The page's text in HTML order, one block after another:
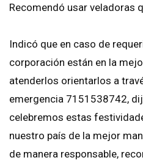
Recomendó usar veladoras
Indicó que en caso de
corporación están en la
atenderlos orientarlos a
emergencia 7151538742,
celebremos estas
nuestro país de la mejor
de manera responsable,